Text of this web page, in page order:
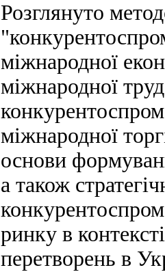
Розглянуто
міжнародної
міжнародної
міжнародної
основи
а також
ринку в
перетворень в